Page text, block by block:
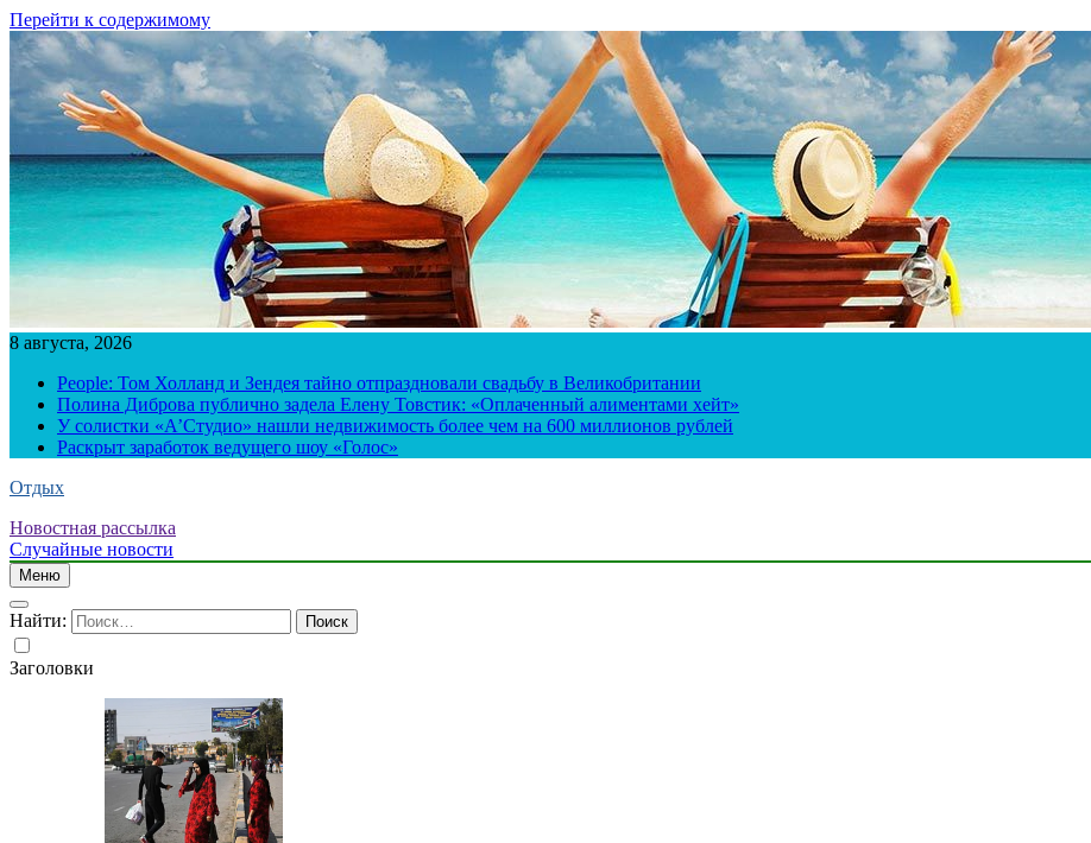
Перейти к содержимому
8 августа, 2026
People: Том Холланд и Зендея тайно отпраздновали свадьбу в Великобритании
Полина Диброва публично задела Елену Товстик: «Оплаченный алиментами хейт»
У солистки «А’Студио» нашли недвижимость более чем на 600 миллионов рублей
Раскрыт заработок ведущего шоу «Голос»
Отдых
Новостная рассылка
Случайные новости
Меню
Найти:
Заголовки